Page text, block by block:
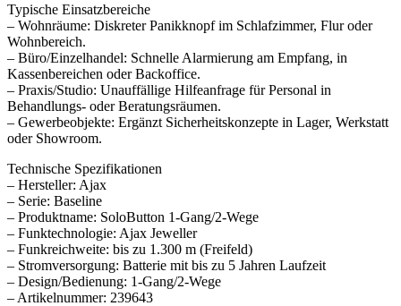
Typische Einsatzbereiche
– Wohnräume: Diskreter Panikknopf im Schlafzimmer, Flur oder
Wohnbereich.
– Büro/Einzelhandel: Schnelle Alarmierung am Empfang, in
Kassenbereichen oder Backoffice.
– Praxis/Studio: Unauffällige Hilfeanfrage für Personal in
Behandlungs- oder Beratungsräumen.
– Gewerbeobjekte: Ergänzt Sicherheitskonzepte in Lager, Werkstatt
oder Showroom.
Technische Spezifikationen
– Hersteller: Ajax
– Serie: Baseline
– Produktname: SoloButton 1-Gang/2-Wege
– Funktechnologie: Ajax Jeweller
– Funkreichweite: bis zu 1.300 m (Freifeld)
– Stromversorgung: Batterie mit bis zu 5 Jahren Laufzeit
– Design/Bedienung: 1-Gang/2-Wege
– Artikelnummer: 239643